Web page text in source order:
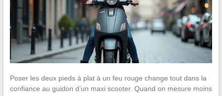
Poser les deux pieds à plat à un feu rouge change tout dans la
confiance au guidon d’un maxi scooter. Quand on mesure moins